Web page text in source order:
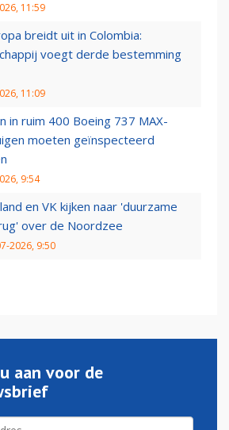
11:59
breidt uit in Colombia:
voegt derde bestemming
11:09
in ruim 400 Boeing 737 MAX-
moeten geïnspecteerd
9:54
en VK kijken naar 'duurzame
over de Noordzee
2026, 9:50
aan voor de